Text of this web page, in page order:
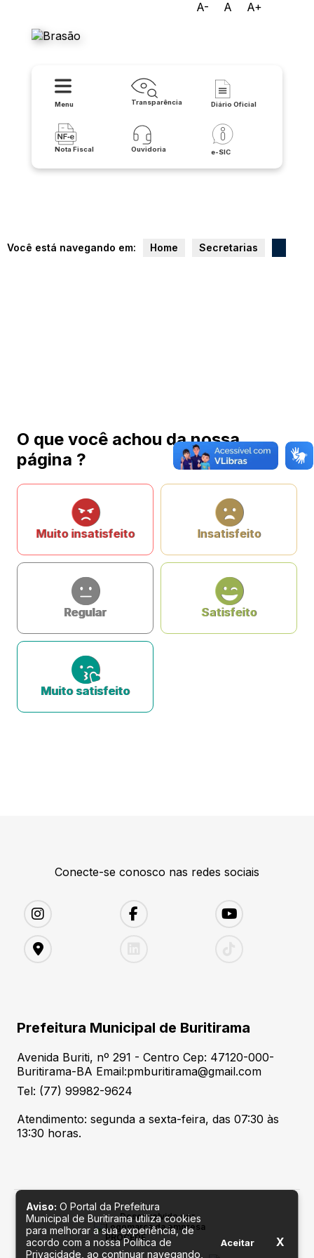
A- A A+
Menu Transparência Diário Oficial
Nota Fiscal Ouvidoria e-SIC
Você está navegando em: Home Secretarias
O que você achou da nossa
página ?
Muito insatisfeito Insatisfeito
Regular Satisfeito
Muito satisfeito
Conecte-se conosco nas redes sociais
Prefeitura Municipal de Buritirama
Avenida Buriti, nº 291 - Centro Cep: 47120-000-
Buritirama-BA Email:pmburitirama@gmail.com
Tel: (77) 99982-9624
Atendimento: segunda a sexta-feira, das 07:30 às
13:30 horas.
Desenvolvido por
Aviso: O Portal da Prefeitura
Municipal de Buritirama utiliza cookies
para melhorar a sua experiência, de
acordo com a nossa Política de
Privacidade, ao continuar navegando,
Aceitar X